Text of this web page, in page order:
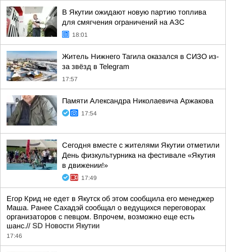
В Якутии ожидают новую партию топлива
для смягчения ограничений на АЗС
18:01
Житель Нижнего Тагила оказался в СИЗО из-
за звёзд в Telegram
17:57
Памяти Александра Николаевича Аржакова
17:54
Сегодня вместе с жителями Якутии отметили
День физкультурника на фестивале «Якутия
в движении!»
17:49
Егор Крид не едет в Якутск об этом сообщила его менеджер
Маша. Ранее Сахадэй сообщал о ведущихся переговорах
организаторов с певцом. Впрочем, возможно еще есть
шанс.// SD Новости Якутии
17:46